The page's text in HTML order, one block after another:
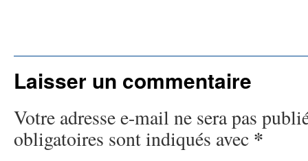
Laisser un commentaire
Votre adresse e-mail ne sera pas
obligatoires sont indiqués avec *